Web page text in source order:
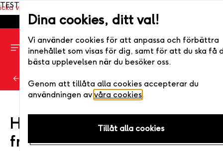
TEST
Dina cookies, ditt val!
Vi använder cookies för att anpassa och förbättra
innehållet som visas för dig, samt för att du ska få
bästa upplevelsen när du besöker oss.
Genom att tillåta alla cookies accepterar du
användningen av våra cookies.
Tillåt alla cookies
via post eller digitalt) •. Fri bytesrätt • Enkelt att boka >>
Härligt, du har en upplevelse
framför dig!